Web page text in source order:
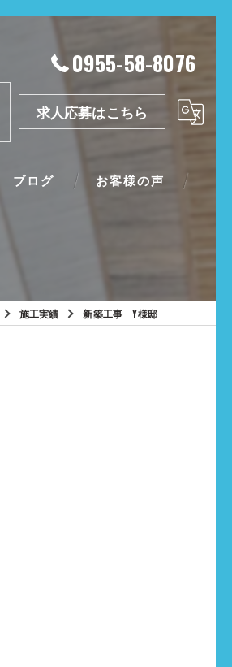
0955-58-8076
求人応募はこちら
ブログ お客様の声
施工実績 新築工事 Y様邸